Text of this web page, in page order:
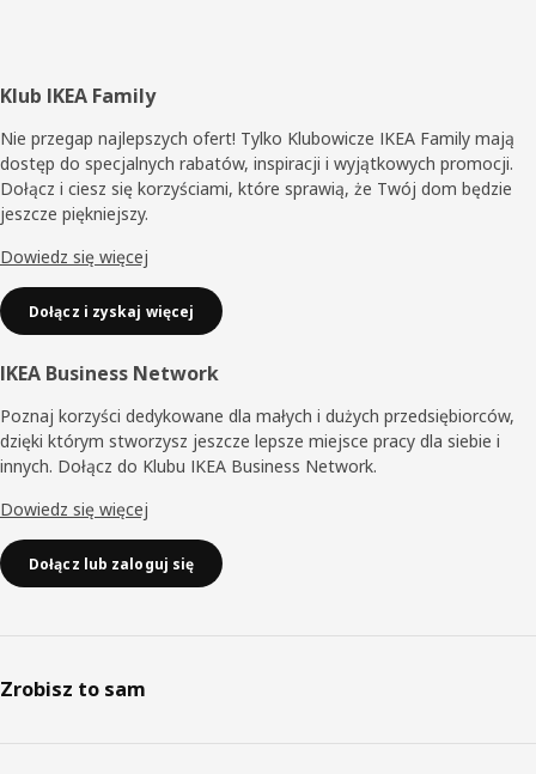
Stopka
Klub IKEA Family
Nie przegap najlepszych ofert! Tylko Klubowicze IKEA Family mają
dostęp do specjalnych rabatów, inspiracji i wyjątkowych promocji.
Dołącz i ciesz się korzyściami, które sprawią, że Twój dom będzie
jeszcze piękniejszy.
Dowiedz się więcej
Dołącz i zyskaj więcej
IKEA Business Network
Poznaj korzyści dedykowane dla małych i dużych przedsiębiorców,
dzięki którym stworzysz jeszcze lepsze miejsce pracy dla siebie i
innych. Dołącz do Klubu IKEA Business Network.
Dowiedz się więcej
Dołącz lub zaloguj się
Zrobisz to sam